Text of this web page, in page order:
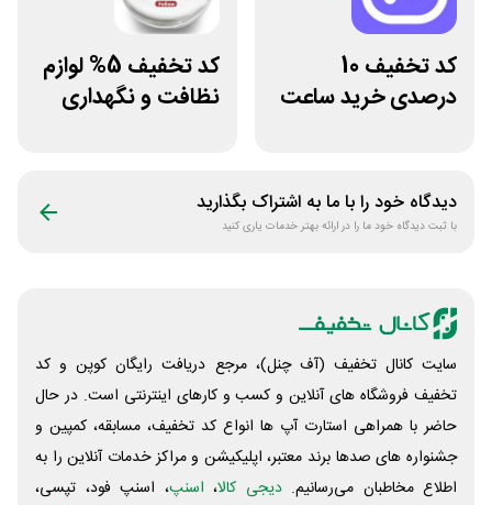
کد تخفیف 10
درصدی خرید ساعت
کد تخفیف 5% لوازم
نظافت و نگهداری
دیدگاه خود را با ما به اشتراک بگذارید
با ثبت دیدگاه خود ما را در ارائه بهتر خدمات یاری کنید
سایت کانال تخفیف (آف چنل)، مرجع دریافت رایگان کوپن و کد
تخفیف فروشگاه های آنلاین و کسب و‌ کارهای اینترنتی است. در حال
حاضر با همراهی استارت آپ ها انواع کد تخفیف، مسابقه، کمپین و
جشنواره های صدها برند معتبر، اپلیکیشن و مراکز خدمات آنلاین را به
اطلاع مخاطبان می‌رسانیم. دیجی کالا، اسنپ، اسنپ فود، تپسی،